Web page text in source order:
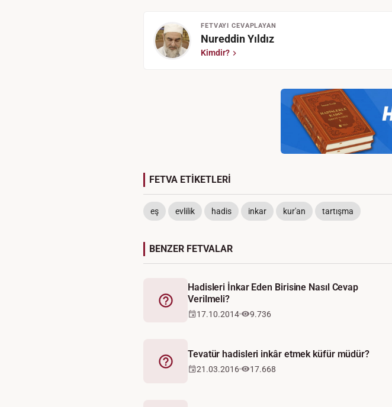
FETVAYI CEVAPLAYAN
Nureddin Yıldız
Kimdir?
FETVA ETİKETLERİ
eş evlilik hadis inkar kur'an tartışma
BENZER FETVALAR
Fetva
Hadisleri İnkar Eden Birisine Nasıl Cevap
Verilmeli?
17.10.2014 9.736
Fetva
Tevatür hadisleri inkâr etmek küfür müdür?
21.03.2016 17.668